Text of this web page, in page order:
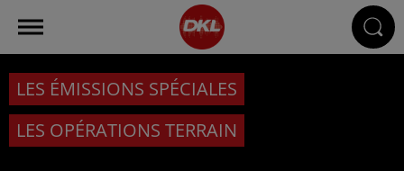
LES ÉMISSIONS SPÉCIALES
LES OPÉRATIONS TERRAIN